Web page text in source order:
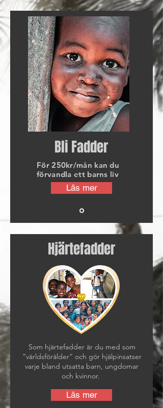
Hjärtefadder
Som hjärtefadder är du med som
”världsförälder” och gör hjälpinsatser
varje bland utsatta barn, ungdomar
och kvinnor.
Läs mer
Bli Fadder
För 250kr/mån kan du
förvandla ett barns liv
Läs mer